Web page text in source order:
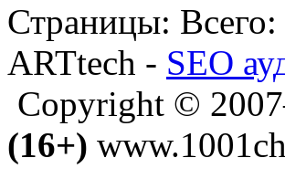
Страницы:
ARTtech - SEO
Copyright ©
(16+)